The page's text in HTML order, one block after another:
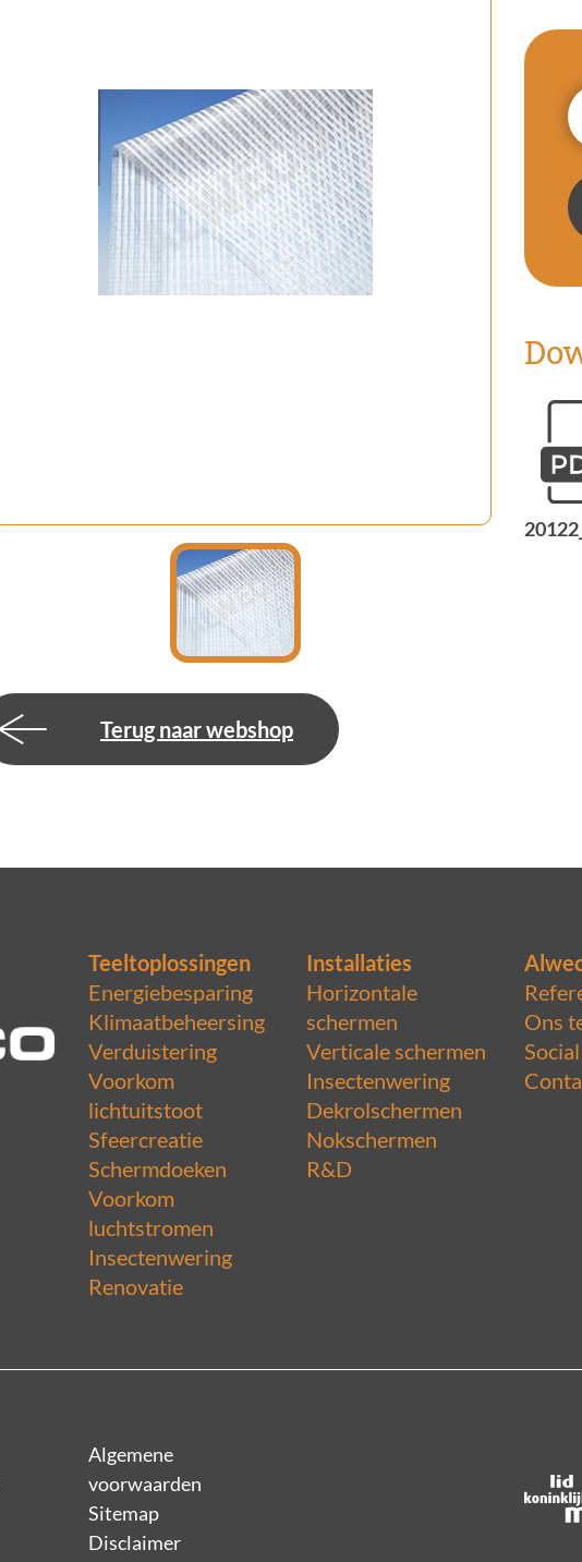
Terug naar webshop
Teeltoplossingen
Energiebesparing
Klimaatbeheersing
Verduistering
Voorkom
lichtuitstoot
Sfeercreatie
Schermdoeken
Voorkom
luchtstromen
Insectenwering
Renovatie
Installaties
Horizontale
schermen
Verticale schermen
Insectenwering
Dekrolschermen
Nokschermen
R&D
Ons
Algemene
voorwaarden
Sitemap
Disclaimer